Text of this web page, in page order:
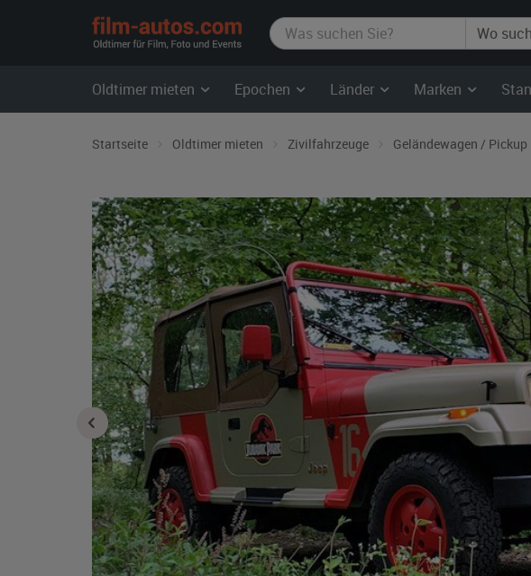
film-
autos.com
Oldtimer mieten Epochen Länder Marken
Startseite Oldtimer mieten Zivilfahrzeuge Geländewagen / Pickup